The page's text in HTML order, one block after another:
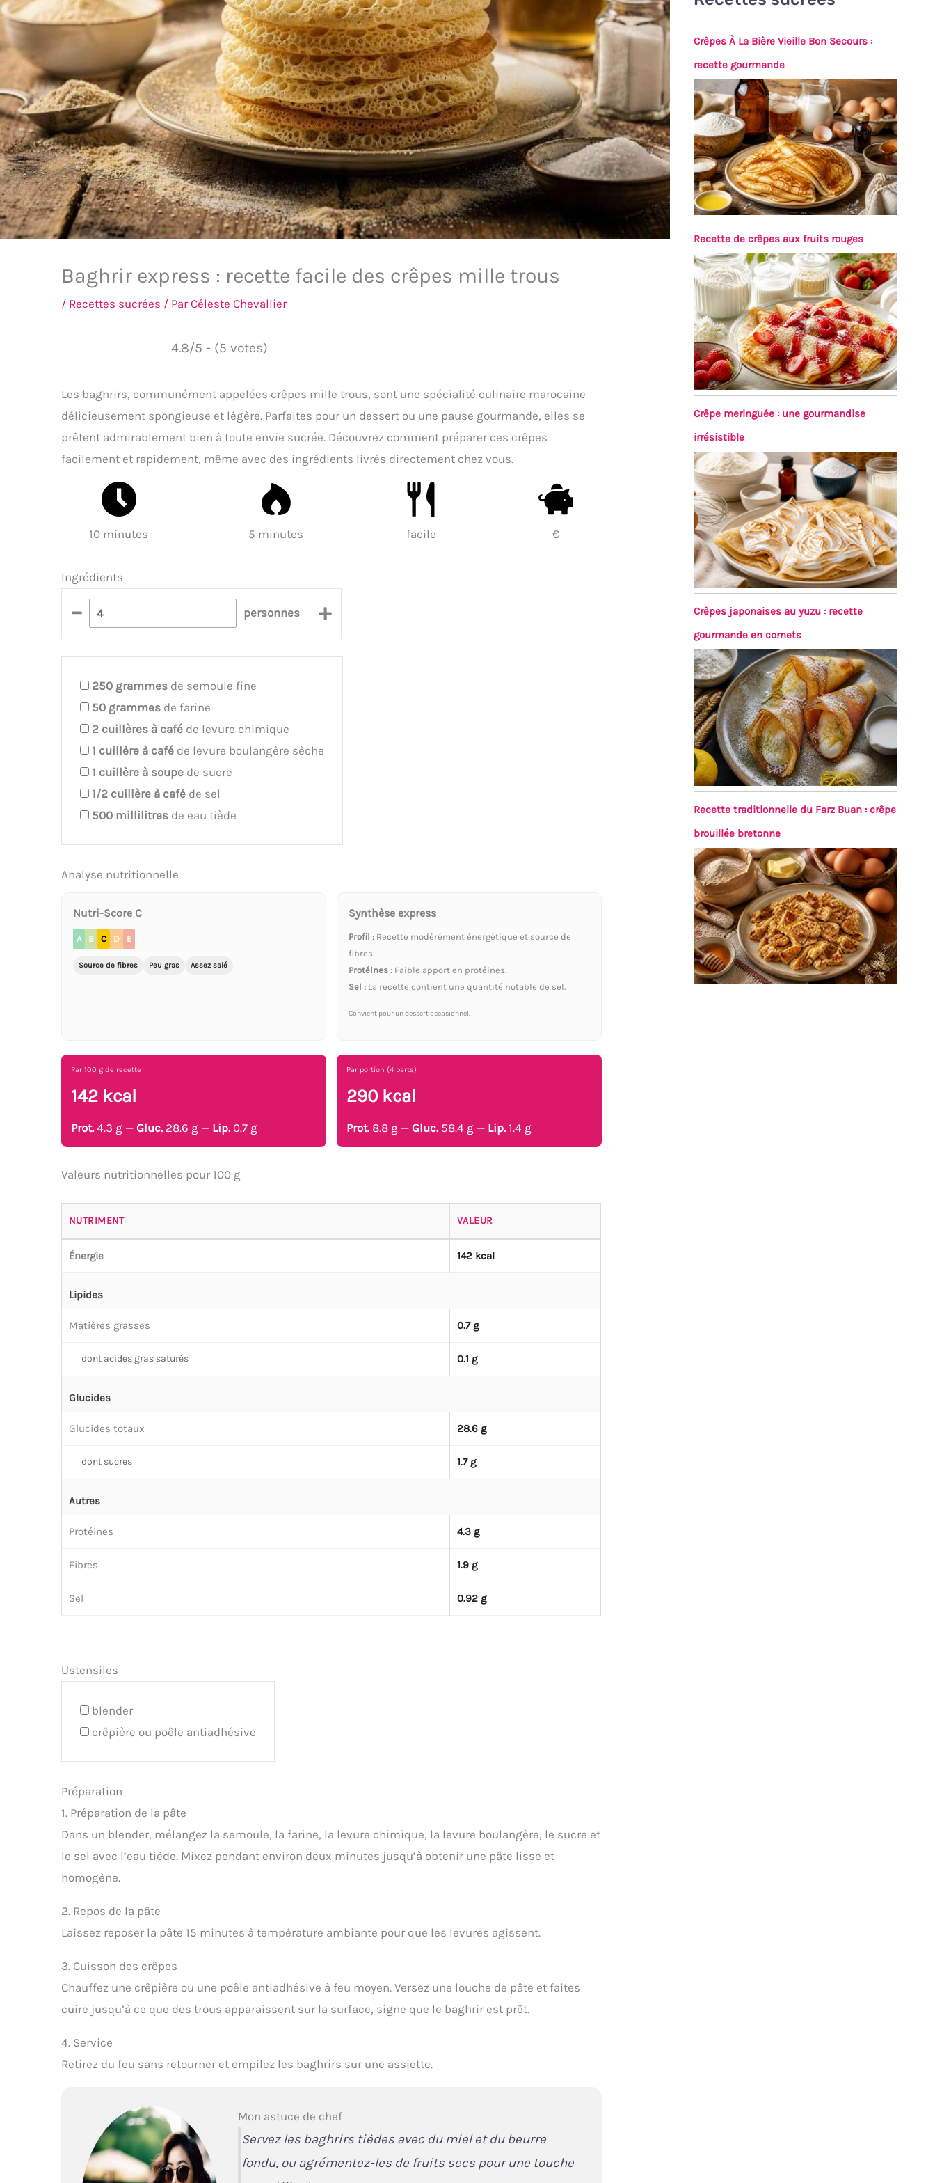
Baghrir express : recette facile des crêpes mille trous
/ Recettes sucrées / ParCéleste Chevallier
4.8/5 - (5 votes)
Les baghrirs, communément appelées crêpes mille trous, sont une spécialité culinaire marocaine
délicieusement spongieuse et légère. Parfaites pour un dessert ou une pause gourmande, elles se
prêtent admirablement bien à toute envie sucrée. Découvrez comment préparer ces crêpes
facilement et rapidement, même avec des ingrédients livrés directement chez vous.
10 minutes 5 minutes facile €
Ingrédients
– personnes +
250 grammes de semoule fine
50 grammes de farine
2 cuillères à café de levure chimique
1 cuillère à café de levure boulangère sèche
1 cuillère à soupe de sucre
1/2 cuillère à café de sel
500 millilitres de eau tiède
Analyse nutritionnelle
Nutri-Score C
A B C D E
Source de fibres Peu gras Assez salé
Synthèse express
Profil : Recette modérément énergétique et source de
fibres.
Protéines : Faible apport en protéines.
Sel : La recette contient une quantité notable de sel.
Convient pour un dessert occasionnel.
Par 100 g de recette
142 kcal
Prot.4.3 g — Gluc.28.6 g — Lip.0.7 g
Par portion (4 parts)
290 kcal
Prot.8.8 g —Gluc.58.4 g — Lip.1.4 g
Valeurs nutritionnelles pour 100 g
NUTRIMENT VALEUR
Énergie 142 kcal
Lipides
Matières grasses 0.7 g
dont acides gras saturés 0.1 g
Glucides
Glucides totaux 28.6 g
dont sucres 1.7 g
Autres
Protéines 4.3 g
Fibres 1.9 g
Sel 0.92 g
Ustensiles
blender
crêpière ou poêle antiadhésive
Préparation
1. Préparation de la pâte
Dans un blender, mélangez la semoule, la farine, la levure chimique, la levure boulangère, le sucre et
le sel avec l’eau tiède. Mixez pendant environ deux minutes jusqu’à obtenir une pâte lisse et
homogène.
2. Repos de la pâte
Laissez reposer la pâte 15 minutes à température ambiante pour que les levures agissent.
3. Cuisson des crêpes
Chauffez une crêpière ou une poêle antiadhésive à feu moyen. Versez une louche de pâte et faites
cuire jusqu’à ce que des trous apparaissent sur la surface, signe que le baghrir est prêt.
4. Service
Retirez du feu sans retourner et empilez les baghrirs sur une assiette.
Mon astuce de chef
Servez les baghrirs tièdes avec du miel et du beurre
fondu, ou agrémentez-les de fruits secs pour une touche
Crêpes À La Bière Vieille Bon Secours :
recette gourmande
Recette de crêpes aux fruits rouges
Crêpe meringuée : une gourmandise
irrésistible
Crêpes japonaises au yuzu : recette
gourmande en cornets
Recette traditionnelle du Farz Buan : crêpe
brouillée bretonne